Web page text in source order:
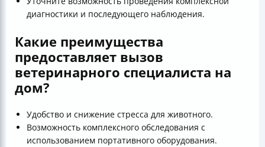
диагностики и последующего наблюдения.
Какие преимущества
предоставляет вызов
ветеринарного специалиста на
дом?
Удобство и снижение стресса для животного.
Возможность комплексного обследования с
использованием портативного оборудования.